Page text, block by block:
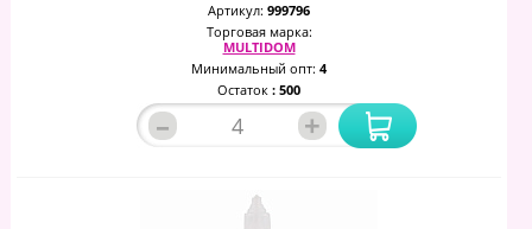
Артикул: 999796
Торговая марка:
MULTIDOM
Минимальный опт: 4
Остаток : 500
– +